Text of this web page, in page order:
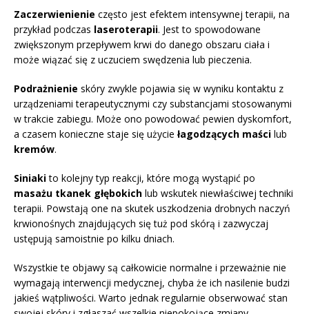
Zaczerwienienie często jest efektem intensywnej terapii, na
przykład podczas laseroterapii. Jest to spowodowane
zwiększonym przepływem krwi do danego obszaru ciała i
może wiązać się z uczuciem swędzenia lub pieczenia.
Podrażnienie skóry zwykle pojawia się w wyniku kontaktu z
urządzeniami terapeutycznymi czy substancjami stosowanymi
w trakcie zabiegu. Może ono powodować pewien dyskomfort,
a czasem konieczne staje się użycie łagodzących maści lub
kremów.
Siniakito kolejny typ reakcji, które mogą wystąpić po
masażu tkanek głębokich lub wskutek niewłaściwej techniki
terapii. Powstają one na skutek uszkodzenia drobnych naczyń
krwionośnych znajdujących się tuż pod skórą i zazwyczaj
ustępują samoistnie po kilku dniach.
Wszystkie te objawy są całkowicie normalne i przeważnie nie
wymagają interwencji medycznej, chyba że ich nasilenie budzi
jakieś wątpliwości. Warto jednak regularnie obserwować stan